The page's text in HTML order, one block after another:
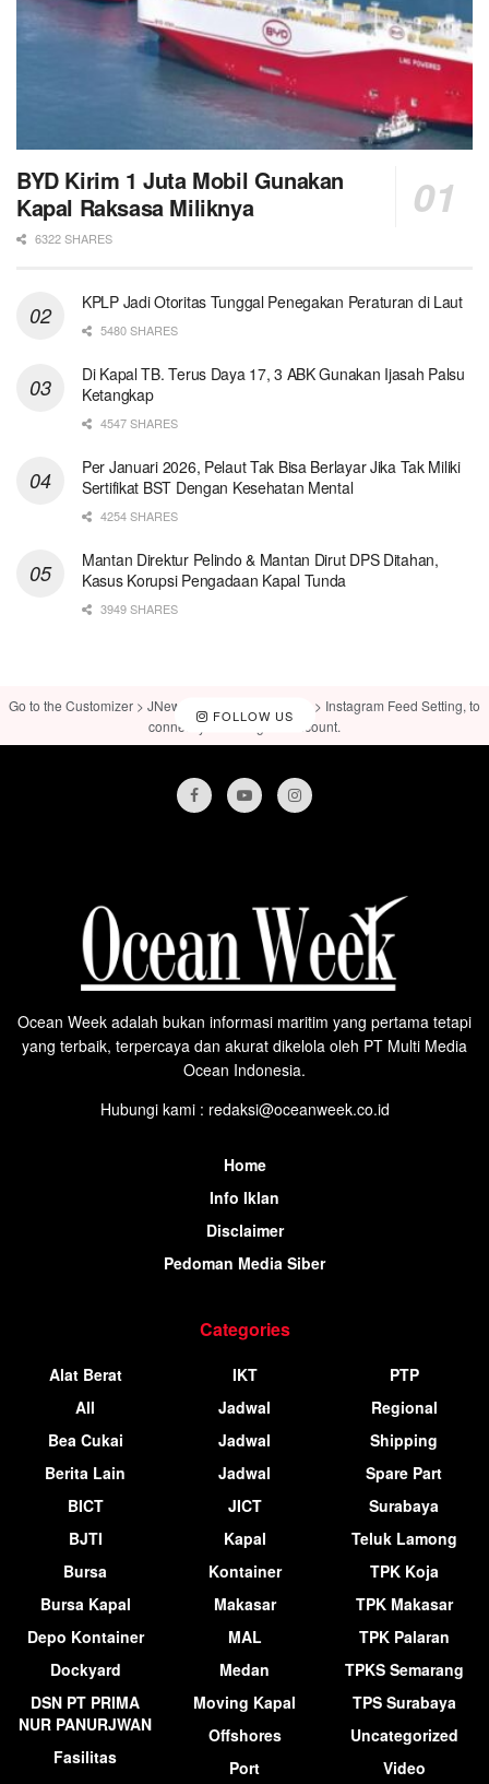
BYD Kirim 1 Juta Mobil Gunakan
Kapal Raksasa Miliknya
6322 SHARES
KPLP Jadi Otoritas Tunggal Penegakan Peraturan di Laut
5480 SHARES
Di Kapal TB. Terus Daya 17, 3 ABK Gunakan Ijasah Palsu
Ketangkap
4547 SHARES
Per Januari 2026, Pelaut Tak Bisa Berlayar Jika Tak Miliki
Sertifikat BST Dengan Kesehatan Mental
4254 SHARES
Mantan Direktur Pelindo & Mantan Dirut DPS Ditahan,
Kasus Korupsi Pengadaan Kapal Tunda
3949 SHARES
FOLLOW US
Go to the Customizer > JNews : Social, Like & View > Instagram Feed Setting, to
connect your Instagram account.
Ocean Week adalah bukan informasi maritim yang pertama tetapi
yang terbaik, terpercaya dan akurat dikelola oleh PT Multi Media
Ocean Indonesia.
Hubungi kami : redaksi@oceanweek.co.id
Home
Info Iklan
Disclaimer
Pedoman Media Siber
Categories
Alat Berat
All
Bea Cukai
Berita Lain
BICT
BJTI
Bursa
Bursa Kapal
Depo Kontainer
Dockyard
DSN PT PRIMA
NUR PANURJWAN
Fasilitas
IKT
Jadwal
Jadwal
Jadwal
JICT
Kapal
Kontainer
Makasar
MAL
Medan
Moving Kapal
Offshores
Port
PTP
Regional
Shipping
Spare Part
Surabaya
Teluk Lamong
TPK Koja
TPK Makasar
TPK Palaran
TPKS Semarang
TPS Surabaya
Uncategorized
Video